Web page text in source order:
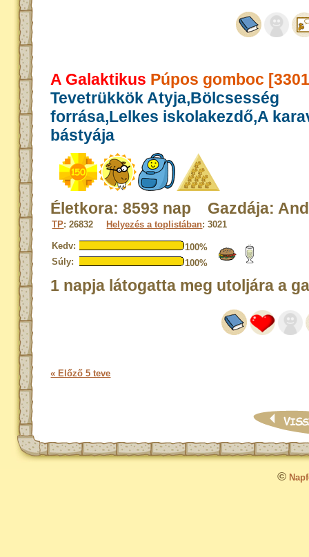
A Galaktikus Púpos gomboc
Tevetrükkök Atyja,Bölcsesség
forrása,Lelkes iskolakezdő,A
bástyája
Életkora: 8593 nap Gazdája:
TP: 26832 Helyezés a toplistában: 3021
Kedv:
100%
Súly:
100%
1 napja látogatta meg utoljára a
« Előző 5 teve
©